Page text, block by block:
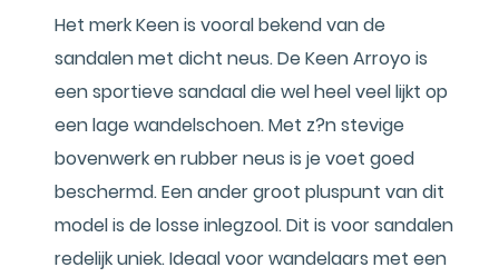
Het merk Keen is vooral bekend van de
sandalen met dicht neus. De Keen Arroyo is
een sportieve sandaal die wel heel veel lijkt op
een lage wandelschoen. Met z?n stevige
bovenwerk en rubber neus is je voet goed
beschermd. Een ander groot pluspunt van dit
model is de losse inlegzool. Dit is voor sandalen
redelijk uniek. Ideaal voor wandelaars met een